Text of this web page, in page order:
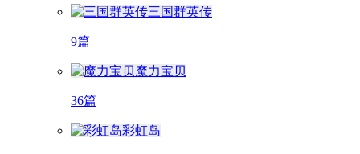
三国群英传
9篇
魔力宝贝
36篇
彩虹岛